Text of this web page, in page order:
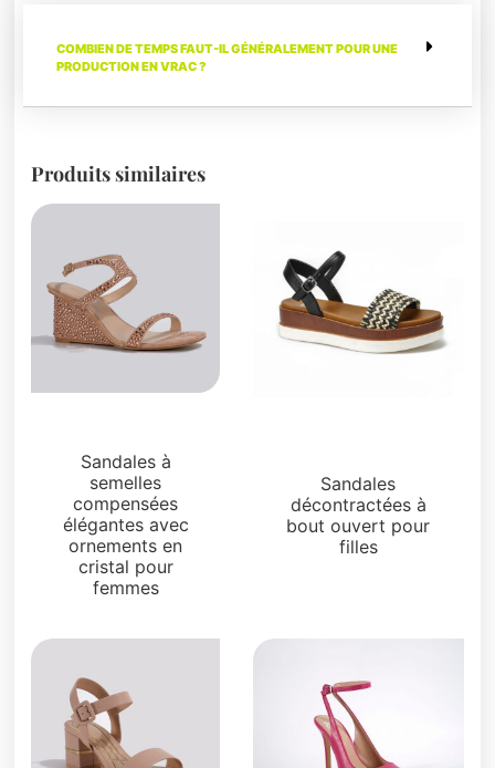
COMBIEN DE TEMPS FAUT-IL GÉNÉRALEMENT POUR UNE
PRODUCTION EN VRAC ?
Produits similaires
Sandales à
semelles
compensées
élégantes avec
ornements en
cristal pour
femmes
Sandales
décontractées à
bout ouvert pour
filles